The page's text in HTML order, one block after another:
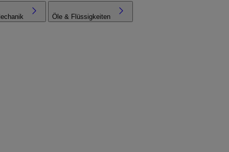
Öle & Flüssigkeiten